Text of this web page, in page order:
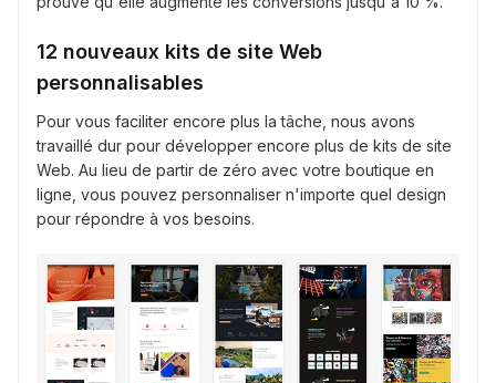
12 nouveaux kits de site Web
personnalisables
Pour vous faciliter encore plus la tâche, nous avons
travaillé dur pour développer encore plus de kits de site
Web. Au lieu de partir de zéro avec votre boutique en
ligne, vous pouvez personnaliser n'importe quel design
pour répondre à vos besoins.